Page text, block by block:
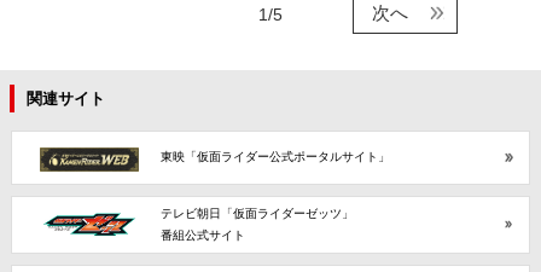
1/5 次へ
関連サイト
東映「仮面ライダー公式ポータルサイト」
テレビ朝日「仮面ライダーゼッツ」
番組公式サイト